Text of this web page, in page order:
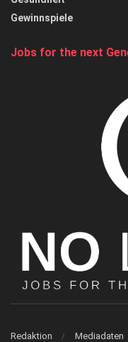
Gewinnspiele
Jobs for the next
Redaktion Mediadaten